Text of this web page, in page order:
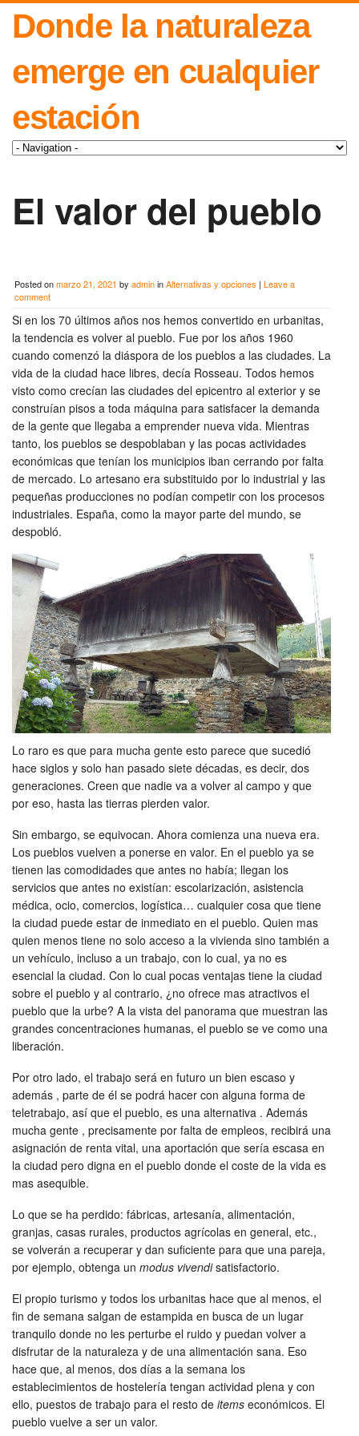
Donde la naturaleza
emerge en cualquier
estación
El valor del pueblo
Posted onmarzo 21, 2021 by admininAlternativas y opciones | Leave a
comment
Si en los 70 últimos años nos hemos convertido en urbanitas,
la tendencia es volver al pueblo. Fue por los años 1960
cuando comenzó la diáspora de los pueblos a las ciudades. La
vida de la ciudad hace libres, decía Rosseau. Todos hemos
visto como crecían las ciudades del epicentro al exterior y se
construían pisos a toda máquina para satisfacer la demanda
de la gente que llegaba a emprender nueva vida. Mientras
tanto, los pueblos se despoblaban y las pocas actividades
económicas que tenían los municipios iban cerrando por falta
de mercado. Lo artesano era substituido por lo industrial y las
pequeñas producciones no podían competir con los procesos
industriales. España, como la mayor parte del mundo, se
despobló.
Lo raro es que para mucha gente esto parece que sucedió
hace siglos y solo han pasado siete décadas, es decir, dos
generaciones. Creen que nadie va a volver al campo y que
por eso, hasta las tierras pierden valor.
Sin embargo, se equivocan. Ahora comienza una nueva era.
Los pueblos vuelven a ponerse en valor. En el pueblo ya se
tienen las comodidades que antes no había; llegan los
servicios que antes no existían: escolarización, asistencia
médica, ocio, comercios, logística… cualquier cosa que tiene
la ciudad puede estar de inmediato en el pueblo. Quien mas
quien menos tiene no solo acceso a la vivienda sino también a
un vehículo, incluso a un trabajo, con lo cual, ya no es
esencial la ciudad. Con lo cual pocas ventajas tiene la ciudad
sobre el pueblo y al contrario, ¿no ofrece mas atractivos el
pueblo que la urbe? A la vista del panorama que muestran las
grandes concentraciones humanas, el pueblo se ve como una
liberación.
Por otro lado, el trabajo será en futuro un bien escaso y
además , parte de él se podrá hacer con alguna forma de
teletrabajo, así que el pueblo, es una alternativa . Además
mucha gente , precisamente por falta de empleos, recibirá una
asignación de renta vital, una aportación que sería escasa en
la ciudad pero digna en el pueblo donde el coste de la vida es
mas asequible.
Lo que se ha perdido: fábricas, artesanía, alimentación,
granjas, casas rurales, productos agrícolas en general, etc.,
se volverán a recuperar y dan suficiente para que una pareja,
por ejemplo, obtenga un modus vivendisatisfactorio.
El propio turismo y todos los urbanitas hace que al menos, el
fin de semana salgan de estampida en busca de un lugar
tranquilo donde no les perturbe el ruido y puedan volver a
disfrutar de la naturaleza y de una alimentación sana. Eso
hace que, al menos, dos días a la semana los
establecimientos de hostelería tengan actividad plena y con
ello, puestos de trabajo para el resto de items económicos. El
pueblo vuelve a ser un valor.